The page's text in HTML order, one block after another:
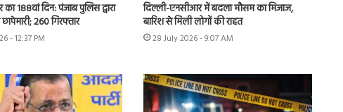
का 188वां दिन: पंजाब पुलिस द्वारा
260 गिरफ्तार
- 12:37 PM
दिल्ली-एनसीआर में बदला मौसम का मिजाज,
बारिश से मिली लोगों की राहत
28 July 2026 - 9:07 AM